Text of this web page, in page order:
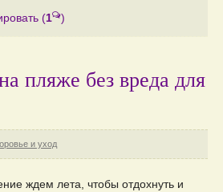
(1 )
пляже без вреда для
и уход
ждем лета, чтобы отдохнуть и